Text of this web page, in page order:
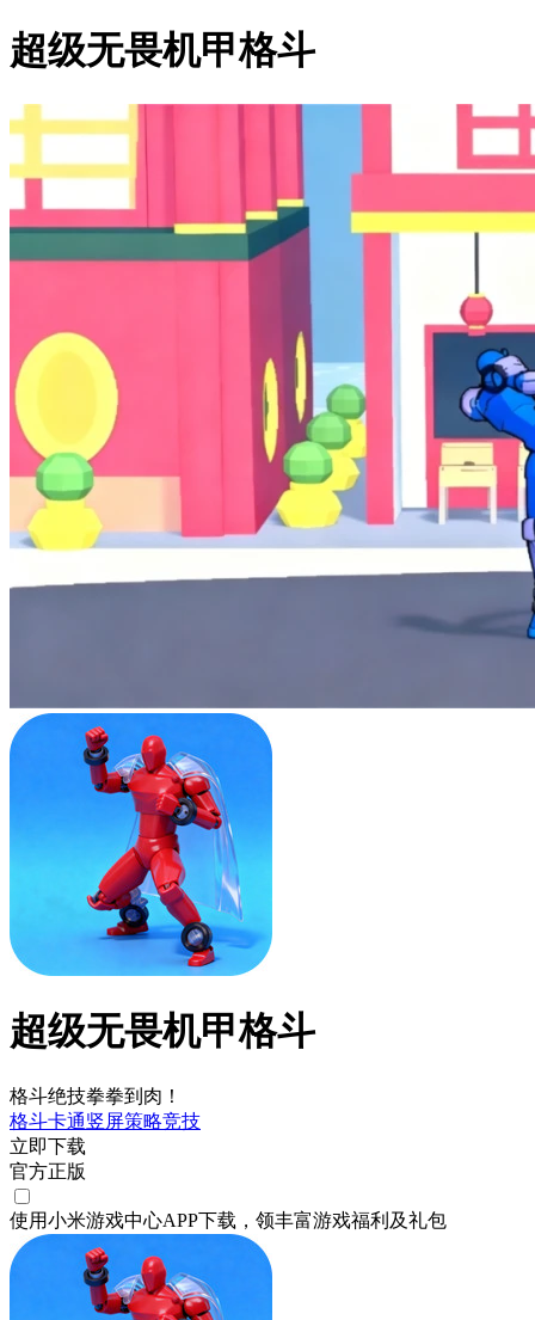
超级无畏机甲格斗
超级无畏机甲格斗
格斗绝技拳拳到肉！
格斗卡通竖屏策略竞技
立即下载
官方正版
使用小米游戏中心APP下载 ，领丰富游戏福利 及礼包